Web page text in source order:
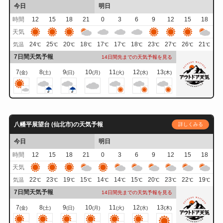
今日
明日
時間
12 15 18 21 0 3 6 9 12 15
18
天気
気温 24℃ 25℃ 20℃ 18℃ 17℃ 17℃ 18℃ 23℃ 27℃ 26℃ 21℃
7日間天気予報 14日間先までの天気予報を見る
7(金) 8(土) 9(日) 10(月) 11 (火) 12(水) 13(木)
八幡平展望台 (仙北市)の天気予報 詳しくみる
今日
明日
時間
12 15 18 21 0 3 6 9 12 15
18
天気
気温 22℃ 23℃ 19℃ 15℃ 14℃ 14℃ 15℃ 20℃ 23℃ 22℃ 19℃
7日間天気予報 14日間先までの天気予報を見る
7(金) 8(土) 9(日) 10(月) 11 (火) 12(水) 13(木)